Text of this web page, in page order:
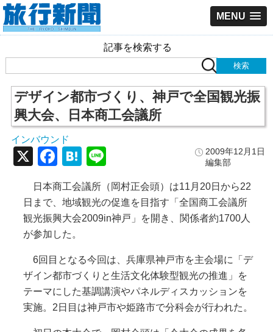
MENU
記事を検索する
デザイン都市づくり、神戸で全国観光振
興大会、日本商工会議所
インバウンド
2009年12月1日
編集部
X Facebook
Hatena
日本商工会議所（岡村正会頭）は11月20日から22
日まで、地域観光の促進を目指す「全国商工会議所
観光振興大会2009in神戸」を開き、関係者約1700人
が参加した。
6回目となる今回は、兵庫県神戸市を主会場に「デ
ザイン都市づくりと生活文化体験型観光の推進」を
テーマにした基調講演やパネルディスカッションを
実施。2日目は神戸市や姫路市で分科会が行われた。